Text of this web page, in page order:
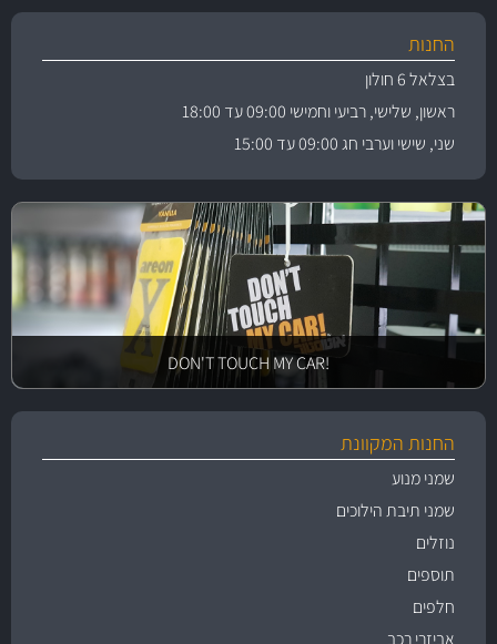
החנות
בצלאל 6 חולון
ראשון, שלישי, רביעי וחמישי 09:00 עד 18:00
שני, שישי וערבי חג 09:00 עד 15:00
!DON'T TOUCH MY CAR
החנות המקוונת
שמני מנוע
שמני תיבת הילוכים
נוזלים
תוספים
חלפים